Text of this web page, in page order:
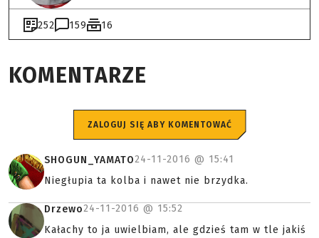
252 159 16
KOMENTARZE
ZALOGUJ SIĘ ABY KOMENTOWAĆ
SHOGUN_YAMATO24-11-2016 @ 15:41
Niegłupia ta kolba i nawet nie brzydka.
Drzewo24-11-2016 @ 15:52
Kałachy to ja uwielbiam, ale gdzieś tam w tle jakiś